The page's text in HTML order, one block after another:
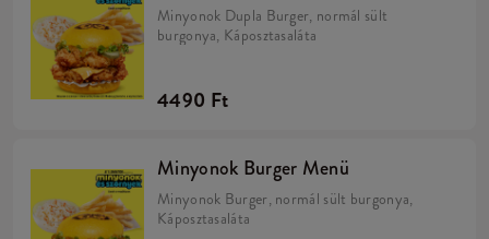
Minyonok Dupla Burger, normál sült
burgonya, Káposztasaláta
4490 Ft
Minyonok Burger Menü
Minyonok Burger, normál sült burgonya,
Káposztasaláta